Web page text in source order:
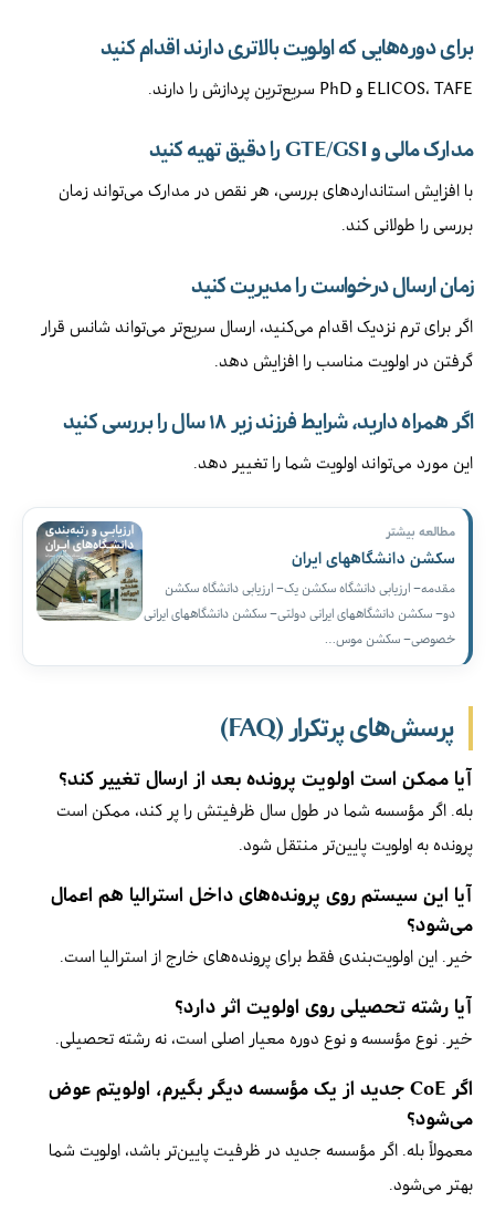
برای دوره‌هایی که اولویت بالاتری دارند اقدام کنید
ELICOS، TAFE و PhD سریع‌ترین پردازش را دارند.
مدارک مالی و GTE/GSI را دقیق تهیه کنید
با افزایش استانداردهای بررسی، هر نقص در مدارک می‌تواند زمان
بررسی را طولانی کند.
زمان ارسال درخواست را مدیریت کنید
اگر برای ترم نزدیک اقدام می‌کنید، ارسال سریع‌تر می‌تواند شانس قرار
گرفتن در اولویت مناسب را افزایش دهد.
اگر همراه دارید، شرایط فرزند زیر ۱۸ سال را بررسی کنید
این مورد می‌تواند اولویت شما را تغییر دهد.
مطالعه بیشتر
سکشن دانشگاههای ایران
مقدمه– ارزیابی دانشگاه سکشن یک– ارزیابی دانشگاه سکشن
دو– سکشن دانشگاههای ایرانی دولتی– سکشن دانشگاههای ایرانی
خصوصی– سکشن موس…
پرسش‌های پرتکرار (FAQ)
آیا ممکن است اولویت پرونده بعد از ارسال تغییر کند؟
بله. اگر مؤسسه شما در طول سال ظرفیتش را پر کند، ممکن است
پرونده به اولویت پایین‌تر منتقل شود.
آیا این سیستم روی پرونده‌های داخل استرالیا هم اعمال
می‌شود؟
خیر. این اولویت‌بندی فقط برای پرونده‌های خارج از استرالیا است.
آیا رشته تحصیلی روی اولویت اثر دارد؟
خیر. نوع مؤسسه و نوع دوره معیار اصلی است، نه رشته تحصیلی.
اگر CoE جدید از یک مؤسسه دیگر بگیرم، اولویتم عوض
می‌شود؟
معمولاً بله. اگر مؤسسه جدید در ظرفیت پایین‌تر باشد، اولویت شما
بهتر می‌شود.